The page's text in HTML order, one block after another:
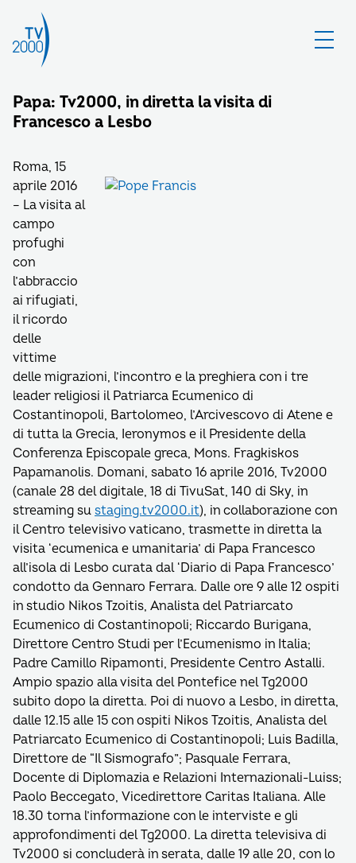
Papa: Tv2000, in diretta la visita di
Francesco a Lesbo
Roma, 15
aprile 2016
– La visita al
campo
profughi
con
l’abbraccio
ai rifugiati,
il ricordo
delle
vittime
delle migrazioni, l’incontro e la preghiera con i tre
leader religiosi il Patriarca Ecumenico di
Costantinopoli, Bartolomeo, l’Arcivescovo di Atene e
di tutta la Grecia, Ieronymos e il Presidente della
Conferenza Episcopale greca, Mons. Fragkiskos
Papamanolis. Domani, sabato 16 aprile 2016, Tv2000
(canale 28 del digitale, 18 di TivuSat, 140 di Sky, in
streaming su staging.tv2000.it), in collaborazione con
il Centro televisivo vaticano, trasmette in diretta la
visita ‘ecumenica e umanitaria’ di Papa Francesco
all’isola di Lesbo curata dal ‘Diario di Papa Francesco’
condotto da Gennaro Ferrara. Dalle ore 9 alle 12 ospiti
in studio Nikos Tzoitis, Analista del Patriarcato
Ecumenico di Costantinopoli; Riccardo Burigana,
Direttore Centro Studi per l’Ecumenismo in Italia;
Padre Camillo Ripamonti, Presidente Centro Astalli.
Ampio spazio alla visita del Pontefice nel Tg2000
subito dopo la diretta. Poi di nuovo a Lesbo, in diretta,
dalle 12.15 alle 15 con ospiti Nikos Tzoitis, Analista del
Patriarcato Ecumenico di Costantinopoli; Luis Badilla,
Direttore de “Il Sismografo”; Pasquale Ferrara,
Docente di Diplomazia e Relazioni Internazionali-Luiss;
Paolo Beccegato, Vicedirettore Caritas Italiana. Alle
18.30 torna l’informazione con le interviste e gli
approfondimenti del Tg2000. La diretta televisiva di
Tv2000 si concluderà in serata, dalle 19 alle 20, con lo